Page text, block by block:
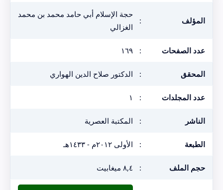
المؤلف :
حجة الإسلام أبي حامد محمد بن محمد
الغزالي
عدد الصفحات : ١٦٩
المحقق : الدكتور صلاح الدين الهواري
عدد المجلدات : ١
الناشر : المكتبة العصرية
الطبعة : الأولى ٢٠١٢م - ١٤٣٣هـ
حجم الملف : ٨,٤ ميغابيت